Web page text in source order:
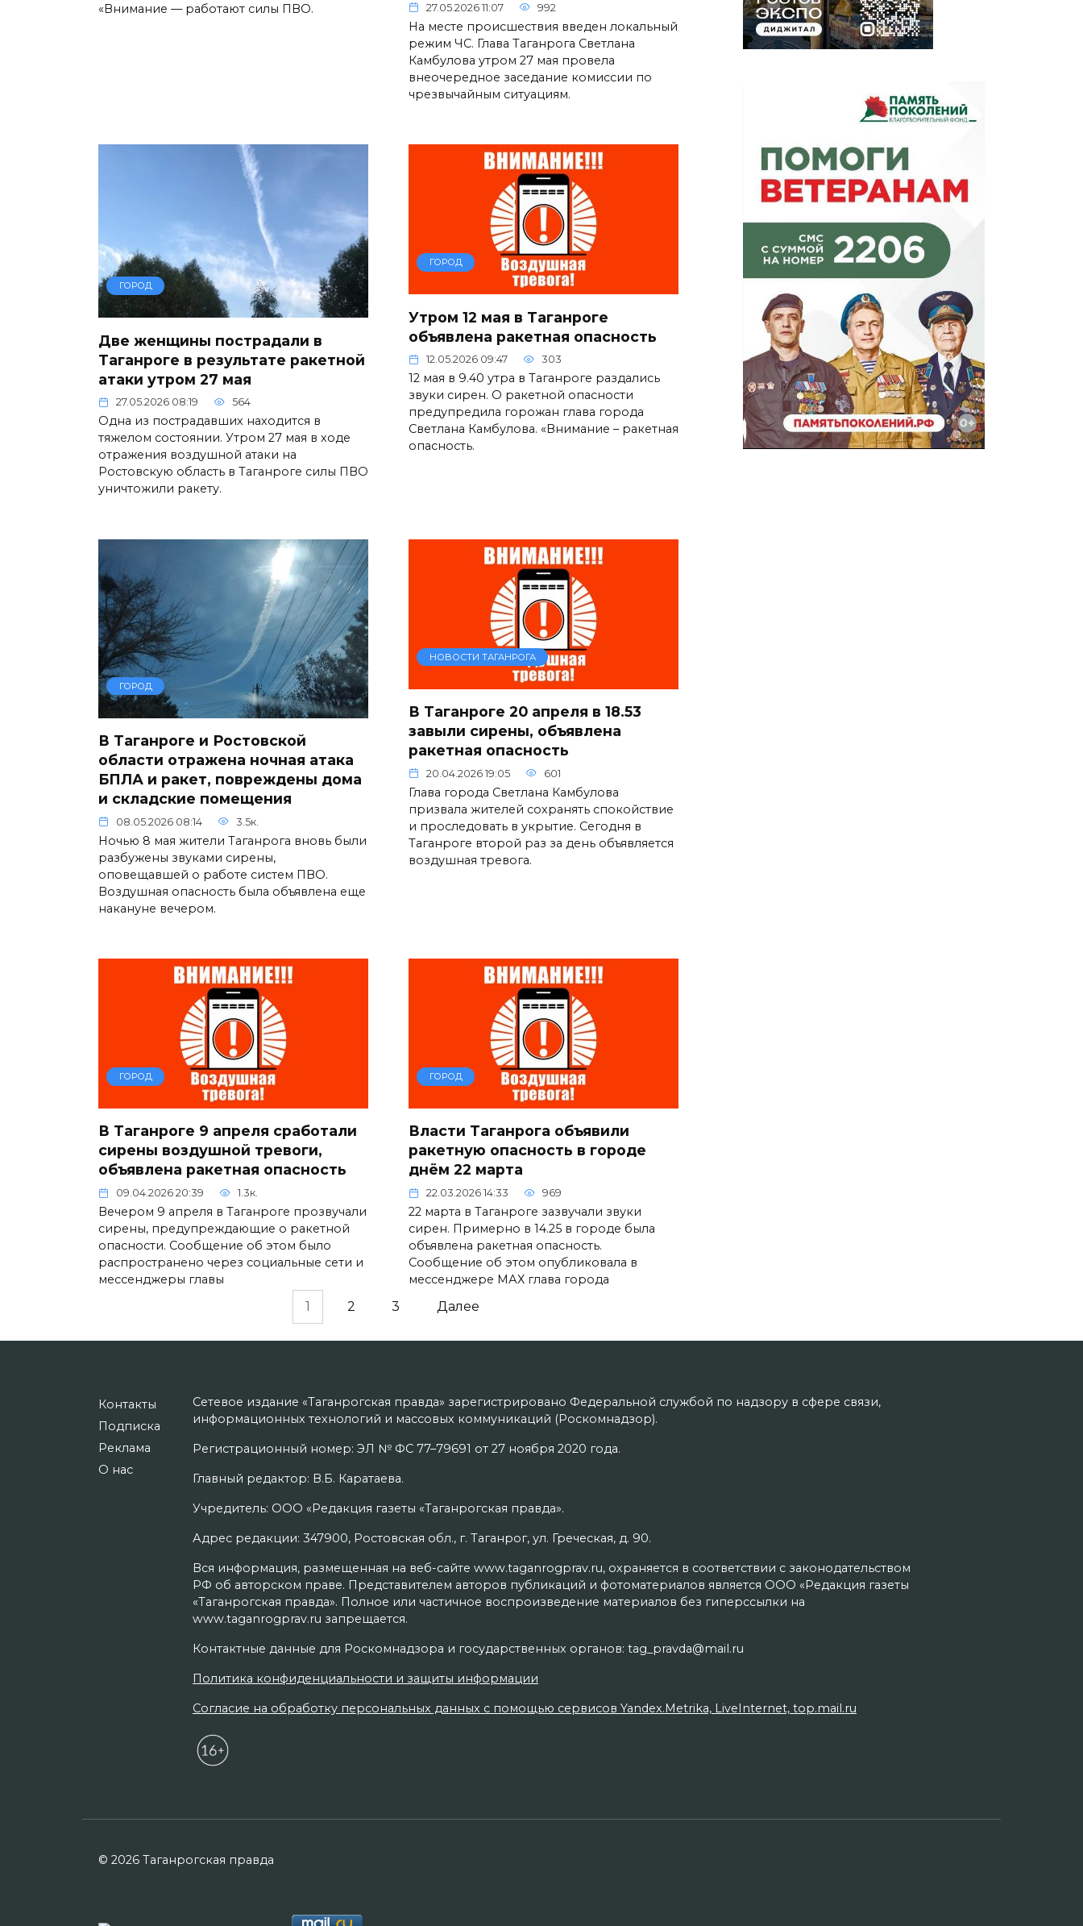
«Внимание — работают силы ПВО.
27.05.2026 11:07 992
На месте происшествия введен локальный
режим ЧС. Глава Таганрога Светлана
Камбулова утром 27 мая провела
внеочередное заседание комиссии по
чрезвычайным ситуациям.
ГОРОД
Две женщины пострадали в
Таганроге в результате ракетной
атаки утром 27 мая
27.05.2026 08:19 564
Одна из пострадавших находится в
тяжелом состоянии. Утром 27 мая в ходе
отражения воздушной атаки на
Ростовскую область в Таганроге силы ПВО
уничтожили ракету.
ГОРОД
Утром 12 мая в Таганроге
объявлена ракетная опасность
12.05.2026 09:47 303
12 мая в 9.40 утра в Таганроге раздались
звуки сирен. О ракетной опасности
предупредила горожан глава города
Светлана Камбулова. «Внимание – ракетная
опасность.
ГОРОД
В Таганроге и Ростовской
области отражена ночная атака
БПЛА и ракет, повреждены дома
и складские помещения
08.05.2026 08:14 3.5к.
Ночью 8 мая жители Таганрога вновь были
разбужены звуками сирены,
оповещавшей о работе систем ПВО.
Воздушная опасность была объявлена еще
накануне вечером.
НОВОСТИ ТАГАНРОГА
В Таганроге 20 апреля в 18.53
завыли сирены, объявлена
ракетная опасность
20.04.2026 19:05 601
Глава города Светлана Камбулова
призвала жителей сохранять спокойствие
и проследовать в укрытие. Сегодня в
Таганроге второй раз за день объявляется
воздушная тревога.
ГОРОД
В Таганроге 9 апреля сработали
сирены воздушной тревоги,
объявлена ракетная опасность
09.04.2026 20:39 1.3к.
Вечером 9 апреля в Таганроге прозвучали
сирены, предупреждающие о ракетной
опасности. Сообщение об этом было
распространено через социальные сети и
мессенджеры главы
ГОРОД
Власти Таганрога объявили
ракетную опасность в городе
днём 22 марта
22.03.2026 14:33 969
22 марта в Таганроге зазвучали звуки
сирен. Примерно в 14.25 в городе была
объявлена ракетная опасность.
Сообщение об этом опубликовала в
мессенджере МАХ глава города
1 2 3 Далее
Контакты
Подписка
Реклама
О нас
Сетевое издание «Таганрогская правда» зарегистрировано Федеральной службой по надзору в сфере связи,
информационных технологий и массовых коммуникаций (Роскомнадзор).
Регистрационный номер: ЭЛ № ФС 77–79691 от 27 ноября 2020 года.
Главный редактор: В.Б. Каратаева.
Учредитель: ООО «Редакция газеты «Таганрогская правда».
Адрес редакции: 347900, Ростовская обл., г. Таганрог, ул. Греческая, д. 90.
Вся информация, размещенная на веб-сайте www.taganrogprav.ru, охраняется в соответствии с законодательством
РФ об авторском праве. Представителем авторов публикаций и фотоматериалов является ООО «Редакция газеты
«Таганрогская правда». Полное или частичное воспроизведение материалов без гиперссылки на
www.taganrogprav.ru запрещается.
Контактные данные для Роскомнадзора и государственных органов: tag_pravda@mail.ru
Политика конфиденциальности и защиты информации
Согласие на обработку персональных данных с помощью сервисов Yandex.Metrika, LiveInternet, top.mail.ru
© 2026 Таганрогская правда